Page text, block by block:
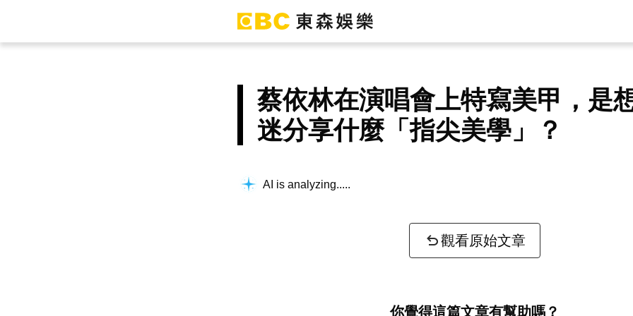
蔡依林在演唱會上特寫美甲，是
迷分享什麼「指尖美學」？
AI is analyzing...
觀看原始文章
你覺得這篇文章有幫助嗎？